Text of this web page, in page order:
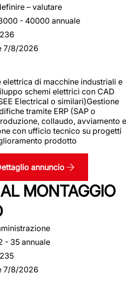
– valutare
- 40000 annuale
7/8/2026
di macchine industriali e
schemi elettrici con CAD
Electrical o similari)Gestione
tramite ERP (SAP o
collaudo, avviamento e
con ufficio tecnico su progetti
prodotto
annuncio
MONTAGGIO
- 35 annuale
7/8/2026